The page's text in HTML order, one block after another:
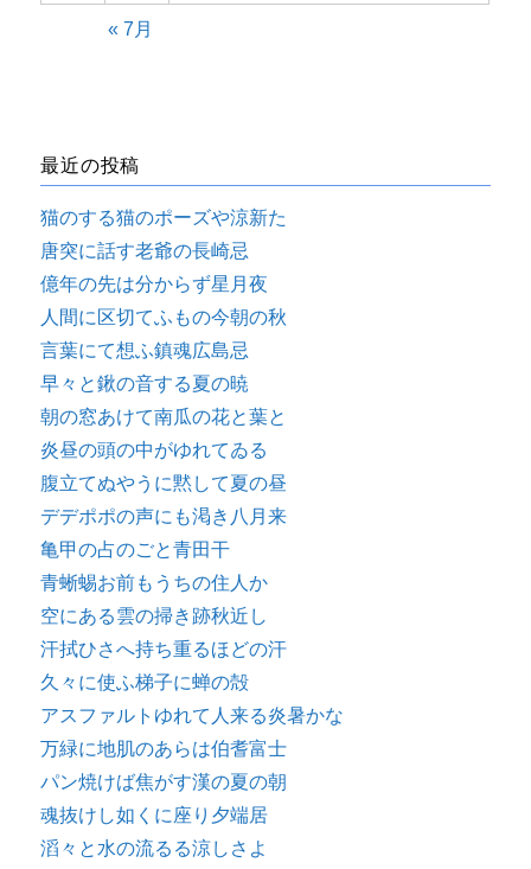
« 7月
最近の投稿
猫のする猫のポーズや涼新た
唐突に話す老爺の長崎忌
億年の先は分からず星月夜
人間に区切てふもの今朝の秋
言葉にて想ふ鎮魂広島忌
早々と鍬の音する夏の暁
朝の窓あけて南瓜の花と葉と
炎昼の頭の中がゆれてゐる
腹立てぬやうに黙して夏の昼
デデポポの声にも渇き八月来
亀甲の占のごと青田干
青蜥蜴お前もうちの住人か
空にある雲の掃き跡秋近し
汗拭ひさへ持ち重るほどの汗
久々に使ふ梯子に蝉の殻
アスファルトゆれて人来る炎暑かな
万緑に地肌のあらは伯耆富士
パン焼けば焦がす漢の夏の朝
魂抜けし如くに座り夕端居
滔々と水の流るる涼しさよ